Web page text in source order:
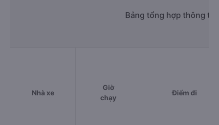
Bảng tổng hợp thông
Nhà xe
Giờ
chạy
Điểm đi